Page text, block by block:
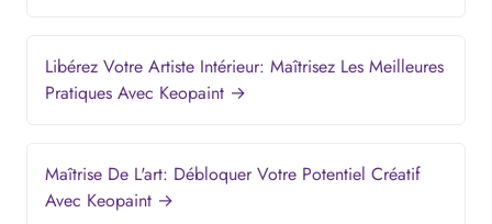
Libérez Votre Artiste Intérieur: Maîtrisez Les Meilleures
Pratiques Avec Keopaint →
Maîtrise De L'art: Débloquer Votre Potentiel Créatif
Avec Keopaint →